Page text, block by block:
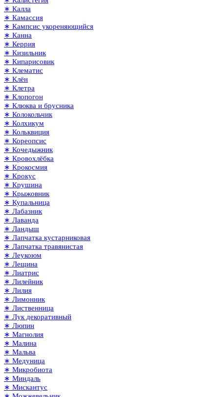
∗ Калла
∗ Камассия
∗ Кампсис укореняющийся
∗ Канна
∗ Керрия
∗ Кизильник
∗ Кипарисовик
∗ Клематис
∗ Клён
∗ Клетра
∗ Клопогон
∗ Клюква и брусника
∗ Колокольчик
∗ Колхикум
∗ Кольквиция
∗ Кореопсис
∗ Кочедыжник
∗ Кровохлёбка
∗ Крокосмия
∗ Крокус
∗ Крушина
∗ Крыжовник
∗ Купальница
∗ Лабазник
∗ Лаванда
∗ Ландыш
∗ Лапчатка кустарниковая
∗ Лапчатка травянистая
∗ Леукоюм
∗ Лещина
∗ Лиатрис
∗ Лилейник
∗ Лилия
∗ Лимонник
∗ Лиственница
∗ Лук декоративный
∗ Люпин
∗ Магнолия
∗ Малина
∗ Мальва
∗ Медуница
∗ Микробиота
∗ Миндаль
∗ Мискантус